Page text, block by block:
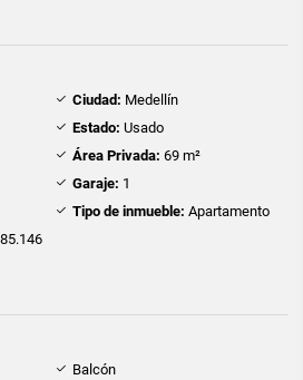
Ciudad: Medellín
Estado: Usado
Área Privada: 69 m²
Garaje: 1
Tipo de inmueble: Apartamento
Balcón